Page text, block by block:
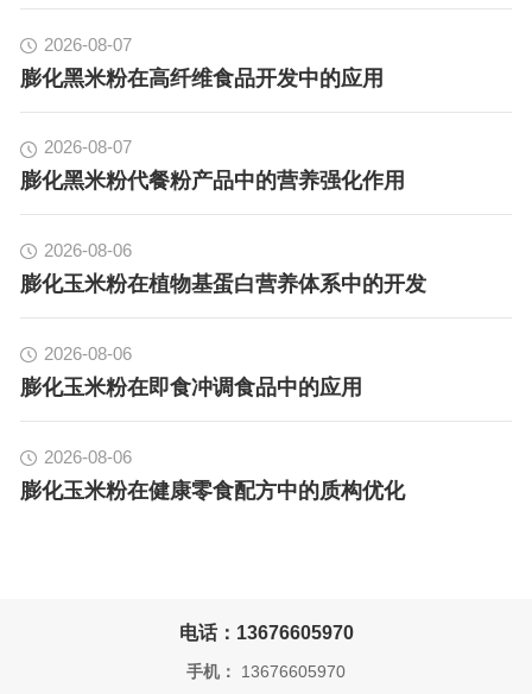
2026-08-07
膨化黑米粉在高纤维食品开发中的应用
2026-08-07
膨化黑米粉代餐粉产品中的营养强化作用
2026-08-06
膨化玉米粉在植物基蛋白营养体系中的开发
2026-08-06
膨化玉米粉在即食冲调食品中的应用
2026-08-06
膨化玉米粉在健康零食配方中的质构优化
电话：13676605970
手机： 13676605970